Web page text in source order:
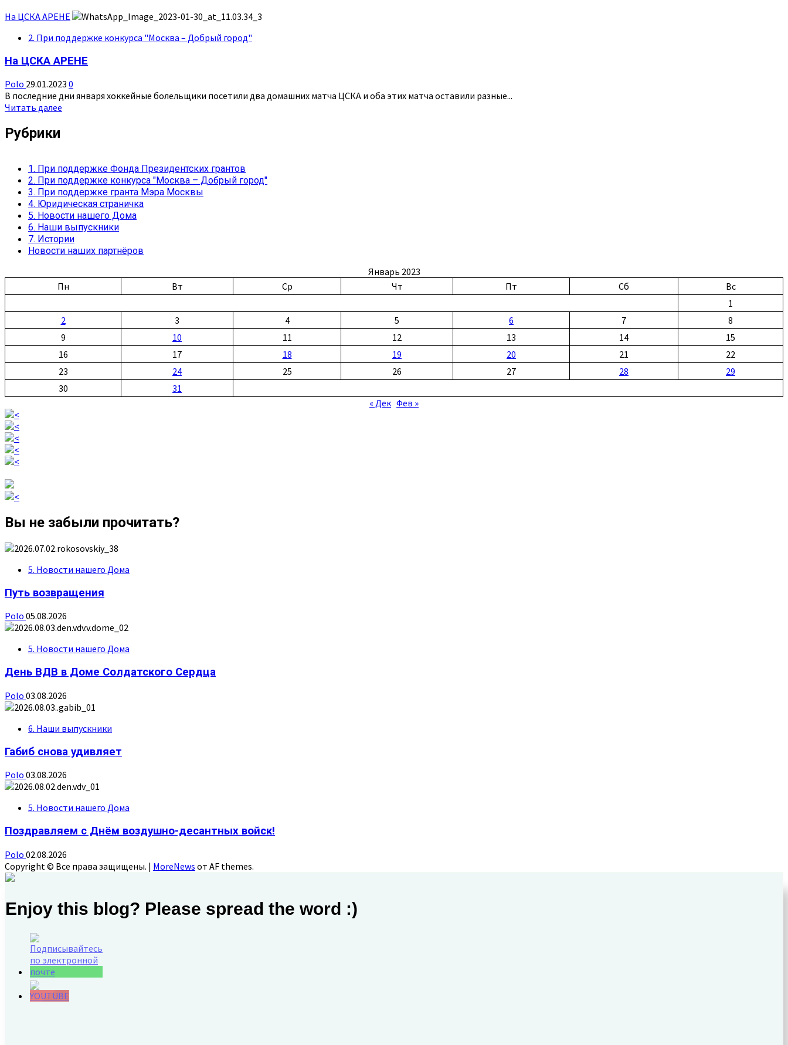
На ЦСКА АРЕНЕ
2. При поддержке конкурса "Москва – Добрый город"
На ЦСКА АРЕНЕ
Polo 29.01.2023 0
В последние дни января хоккейные болельщики посетили два домашних матча ЦСКА и оба этих матча оставили разные...
Читать далее
АРЕНЕ
Рубрики
1. При поддержке Фонда Президентских грантов
2. При поддержке конкурса "Москва – Добрый город"
3. При поддержке гранта Мэра Москвы
4. Юридическая страничка
5. Новости нашего Дома
6. Наши выпускники
7. Истории
Новости наших партнёров
Январь 2023
Пн
Вт Ср Чт Пт Сб
Вс
1
2
3 4 5 6 7
8
9
10 11 12 13 14
15
16
17 18 19 20 21
22
23
24 25 26 27 28
29
30
31
« Дек Фев »
Вы не забыли прочитать?
5. Новости нашего Дома
Путь возвращения
Polo 05.08.2026
5. Новости нашего Дома
День ВДВ в Доме Солдатского Сердца
Polo 03.08.2026
6. Наши выпускники
Габиб снова удивляет
Polo 03.08.2026
5. Новости нашего Дома
Поздравляем с Днём воздушно-десантных войск!
Polo 02.08.2026
Copyright © Все права защищены. | MoreNews от AF themes.
Enjoy this blog? Please spread the word :)